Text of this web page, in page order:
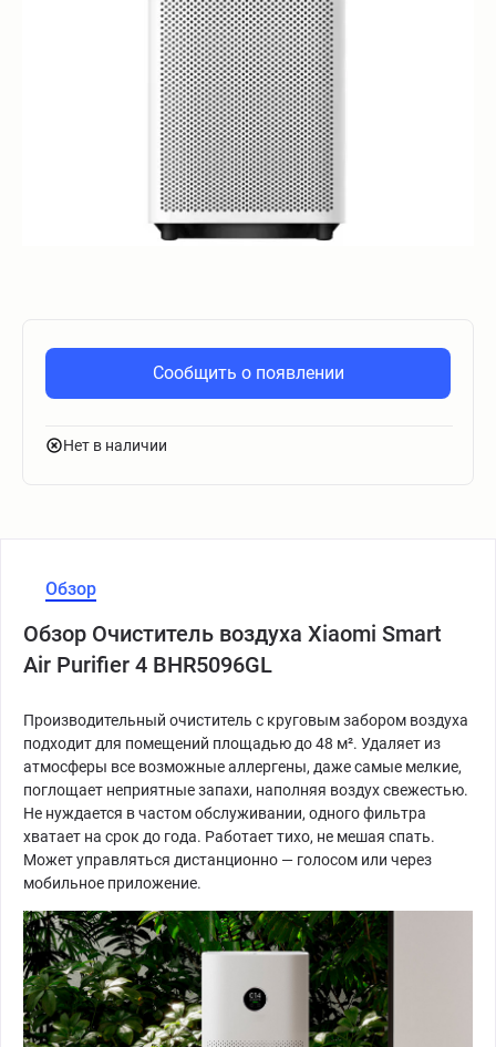
Сообщить о появлении
Нет в наличии
Обзор
Обзор Очиститель воздуха Xiaomi Smart
Air Purifier 4 BHR5096GL
Производительный очиститель с круговым забором воздуха
подходит для помещений площадью до 48 м². Удаляет из
атмосферы все возможные аллергены, даже самые мелкие,
поглощает неприятные запахи, наполняя воздух свежестью.
Не нуждается в частом обслуживании, одного фильтра
хватает на срок до года. Работает тихо, не мешая спать.
Может управляться дистанционно — голосом или через
мобильное приложение.